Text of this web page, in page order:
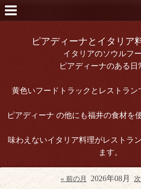
ピアディーナとイタリア
イタリアのソウルフー
ピアディーナのある日
黄色いフードトラックとレストラン
ピアディーナ の他にも福井の食材を
味わえないイタリア料理がレストラ
ます。
« 前の月 2026年08月